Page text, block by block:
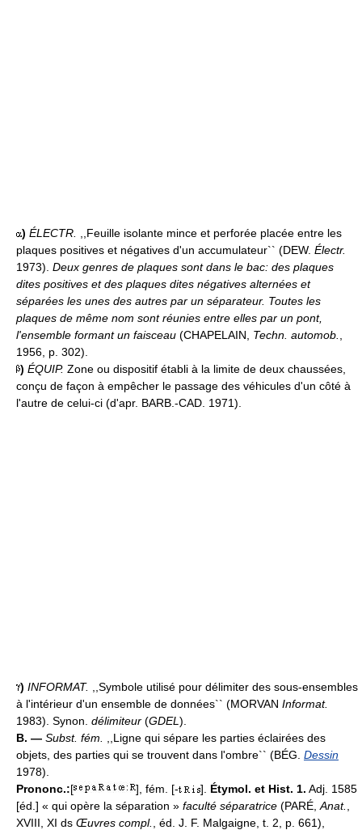
) ÉLECTR.
,,Feuille isolante mince et perforée placée entre les
plaques positives et négatives d'un accumulateur`` (DEW. Électr.
1973). Deux genres de plaques sont dans le bac: des plaques
dites positives et des plaques dites négatives alternées et
séparées les unes des autres par un séparateur. Toutes les
plaques de même nom sont réunies entre elles par un pont,
l'ensemble formant un faisceau (CHAPELAIN, Techn. automob.
1956, p. 302).
) ÉQUIP. Zone ou dispositif établi à la limite de deux chaussées,
conçu de façon à empêcher le passage des véhicules d'un côté à
l'autre de celui-ci (d'apr. BARB.-CAD. 1971).
) INFORMAT.
,,Symbole utilisé pour délimiter des sous-ensembles
à l'intérieur d'un ensemble de données`` (MORVAN Informat.
1983). Synon. délimiteur (GDEL ).
B. — Subst. fém.
,,Ligne qui sépare les parties éclairées des
objets, des parties qui se trouvent dans l'ombre`` (BÉG. Dessin
1978).
Prononc.:[ ], fém. [- ]. Étymol. et Hist. 1. Adj. 1585
[éd.] « qui opère la séparation » faculté séparatrice (PARÉ, Anat.
XVIII, XI ds Œuvres compl.
, éd. J. F. Malgaigne, t. 2, p. 661),